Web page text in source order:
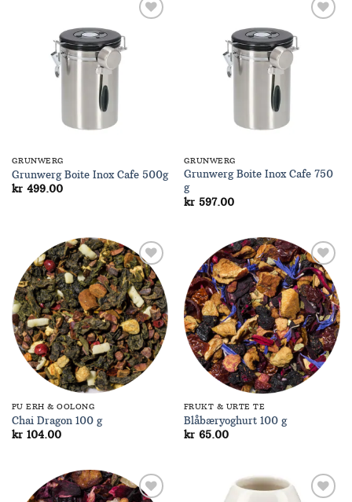
GRUNWERG
Grunwerg Boite Inox Cafe 500g
kr499.00
GRUNWERG
Grunwerg Boite Inox Cafe 750
g
kr597.00
Add to
Wishlist
PU ERH & OOLONG
Chai Dragon 100 g
kr104.00
Add to
Wishlist
FRUKT & URTE TE
Blåbæryoghurt 100 g
kr65.00